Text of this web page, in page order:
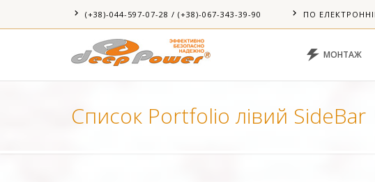
(+38)-044-597-07-28 / (+38)-067-343-39-90 ПО
МОНТАЖ
Список Portfolio лівий SideBar